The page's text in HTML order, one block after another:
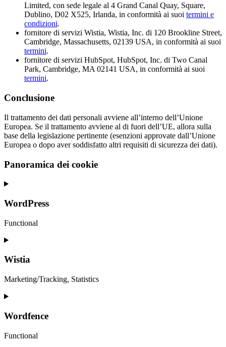
Limited, con sede legale al 4 Grand Canal Quay, Square,
Dublino, D02 X525, Irlanda, in conformità ai suoi termini e
condizioni.
fornitore di servizi Wistia, Wistia, Inc. di 120 Brookline Street,
Cambridge, Massachusetts, 02139 USA, in conformità ai suoi
termini.
fornitore di servizi HubSpot, HubSpot, Inc. di Two Canal
Park, Cambridge, MA 02141 USA, in conformità ai suoi
termini.
Conclusione
Il trattamento dei dati personali avviene all’interno dell’Unione
Europea. Se il trattamento avviene al di fuori dell’UE, allora sulla
base della legislazione pertinente (esenzioni approvate dall’Unione
Europea o dopo aver soddisfatto altri requisiti di sicurezza dei dati).
Panoramica dei cookie
WordPress
Functional
Consent
service
Wistia
Marketing/Tracking, Statistics
Consent
service
Wordfence
Functional